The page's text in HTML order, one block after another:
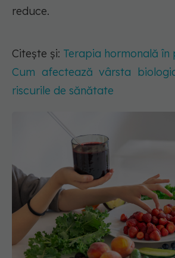
reduce.
Citește și: Terapia hormonală în
Cum afectează vârsta
riscurile de sănătate